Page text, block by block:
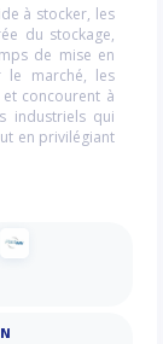
à stocker, les
du stockage,
de mise en
le marché, les
concourent à
industriels qui
en privilégiant